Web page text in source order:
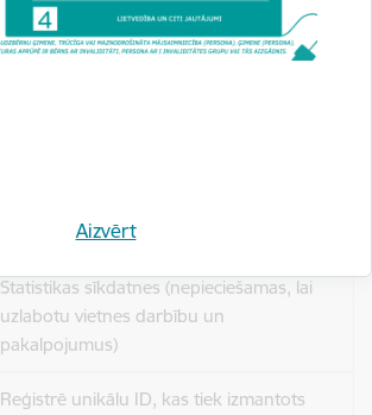
Aizvērt
pakalpojumus)
Statistikas sīkdatnes (nepieciešamas, lai
uzlabotu vietnes darbību un
pakalpojumus)
Reģistrē unikālu ID, kas tiek izmantots